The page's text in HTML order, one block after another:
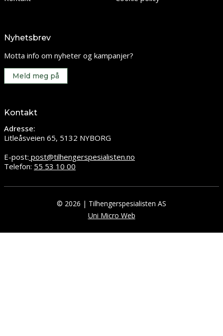
Nyhetsbrev
Motta info om nyheter og kampanjer?
Meld meg på
Kontakt
Adresse:
Litleåsveien 65, 5132 NYBORG
E-post: post@tilhengerspesialisten.no
Telefon: 55 53 10 00
© 2026 | Tilhengerspesialisten AS
Uni Micro Web